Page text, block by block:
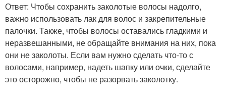
Ответ: Чтобы сохранить заколотые волосы надолго,
важно использовать лак для волос и закрепительные
палочки. Также, чтобы волосы оставались гладкими и
неразвешанными, не обращайте внимания на них, пока
они не заколоты. Если вам нужно сделать что-то с
волосами, например, надеть шапку или очки, сделайте
это осторожно, чтобы не разорвать заколотку.